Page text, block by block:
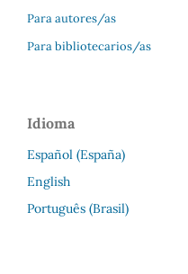
Para autores/as
Para bibliotecarios/as
Idioma
Español (España)
English
Português (Brasil)